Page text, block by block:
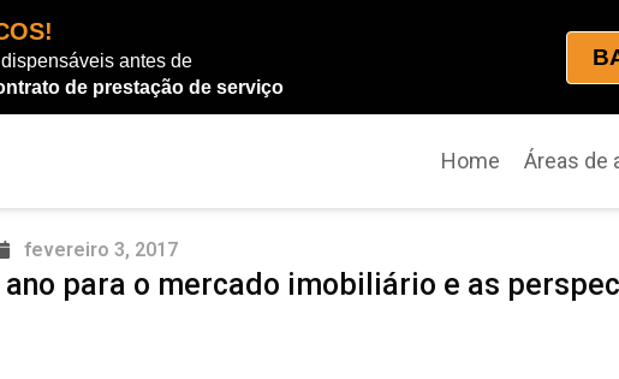
antes de
de prestação de serviço
Home Áreas de
fevereiro 3, 2017
ano para o mercado imobiliário e as